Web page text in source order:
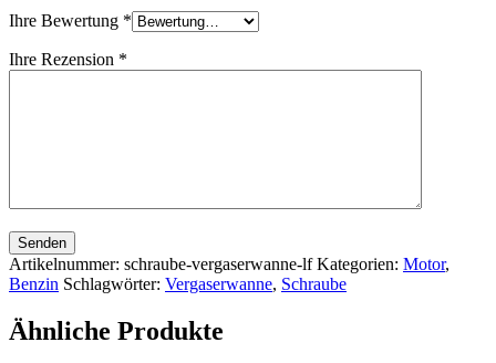
Ihre Bewertung *
Ihre Rezension *
Senden
Artikelnummer: schraube-vergaserwanne-lf Kategorien: Motor,
Benzin Schlagwörter: Vergaserwanne, Schraube
Ähnliche Produkte